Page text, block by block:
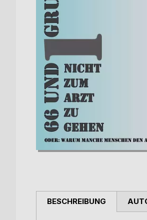
BESCHREIBUNG